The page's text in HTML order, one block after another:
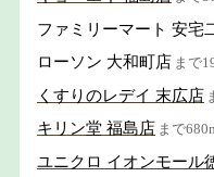
ファミリーマート 安宅
ローソン 大和町店 まで
くすりのレデイ 末広店
キリン堂 福島店 まで
ユニクロ イオンモール